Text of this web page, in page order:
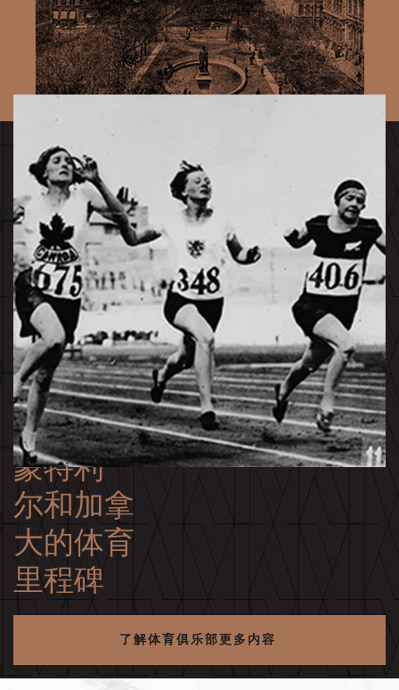
蒙特利
尔和加拿
大的体育
里程碑
了解体育俱乐部更多内容